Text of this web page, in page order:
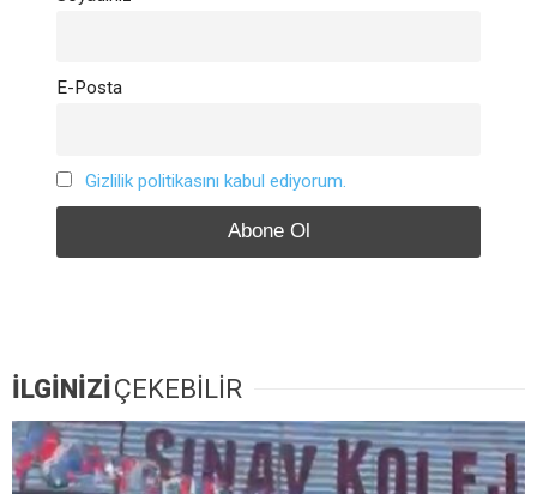
E-Posta
Gizlilik politikasını kabul ediyorum.
İLGİNİZİÇEKEBİLİR